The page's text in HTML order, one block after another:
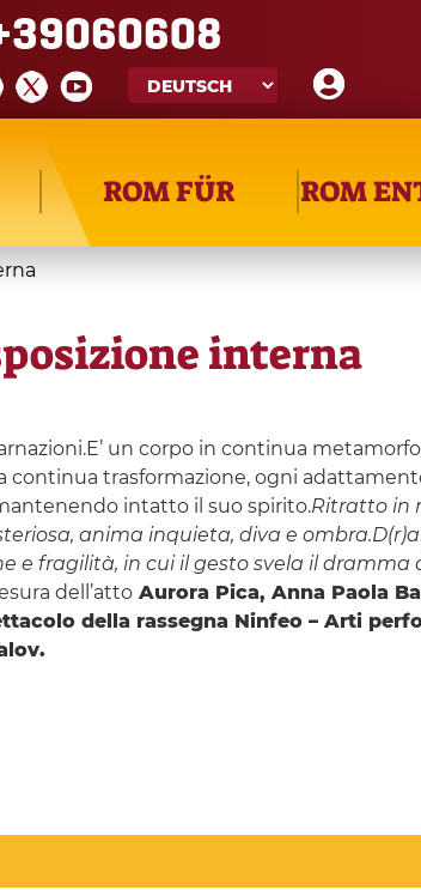
ROM FÜR ROM
interna
un corpo in continua
trasformazione, ogni
intatto il suo spirito.Ritratto in
anima inquieta, diva e ombra.
e fragilità, in cui il gesto svela il dramma
dell’attoAurora Pica, Anna Paola
della rassegna Ninfeo – Arti